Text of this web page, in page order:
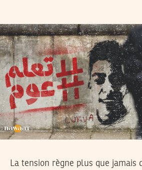
La tension règne plus que jamais